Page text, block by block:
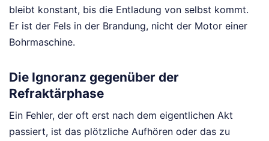
bleibt konstant, bis die Entladung von selbst kommt.
Er ist der Fels in der Brandung, nicht der Motor einer
Bohrmaschine.
Die Ignoranz gegenüber der
Refraktärphase
Ein Fehler, der oft erst nach dem eigentlichen Akt
passiert, ist das plötzliche Aufhören oder das zu